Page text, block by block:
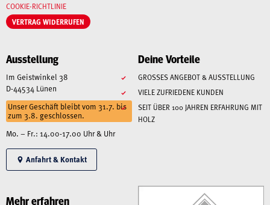
COOKIE-RICHTLINIE
VERTRAG WIDERRUFEN
Ausstellung
Im Geistwinkel 38
D-44534 Lünen
Unser Geschäft bleibt vom 31.7. bis
zum 3.8. geschlossen.
Mo. – Fr.: 14.00-17.00 Uhr & Uhr
Anfahrt & Kontakt
Deine Vorteile
GROSSES ANGEBOT & AUSSTELLUNG
VIELE ZUFRIEDENE KUNDEN
SEIT ÜBER 100 JAHREN ERFAHRUNG MIT
HOLZ
Mehr erfahren